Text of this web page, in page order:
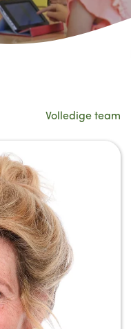
Volledige team